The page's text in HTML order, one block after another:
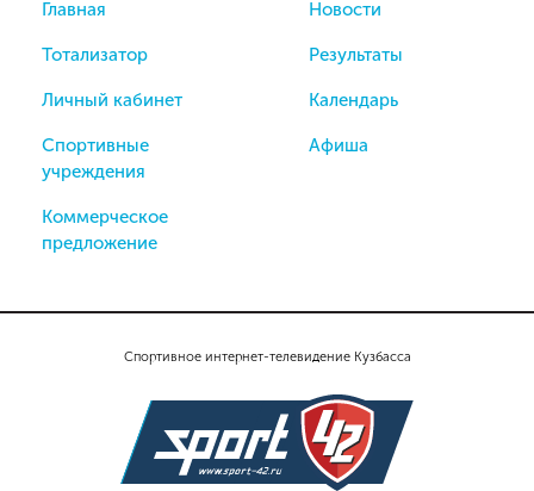
Спортивное интернет-телевидение Кузбасса
Главная
Тотализатор
Личный кабинет
Спортивные
учреждения
Коммерческое
предложение
Новости
Результаты
Календарь
Афиша